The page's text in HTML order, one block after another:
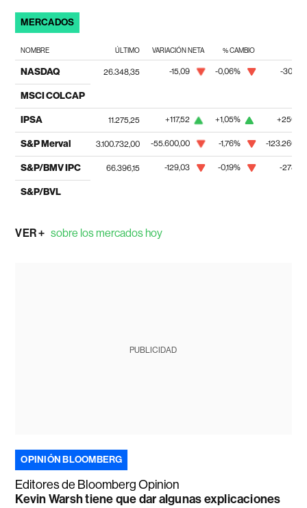
MERCADOS
NOMBRE ÚLTIMO VARIACIÓN NETA % CAMBIO
NASDAQ 26.348,35 -15,09 -0,06% -307,83
MSCI COLCAP
IPSA 11.275,25 +117,52 +1,05% +250,04
S&P Merval 3.100.732,00 -55.600,00 -1,76% -123.266,00
S&P/BMV IPC 66.396,15 -129,03 -0,19% -278,55
S&P/BVL
VER + sobre los mercados hoy
PUBLICIDAD
OPINIÓN BLOOMBERG
Editores de Bloomberg Opinion
Kevin Warsh tiene que dar algunas explicaciones